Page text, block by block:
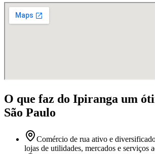
O que faz do Ipiranga um
São Paulo
Comércio de rua ativo e
lojas de utilidades, mercados e serviços